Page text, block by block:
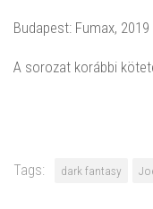
Budapest: Fumax, 2019
A sorozat korábbi
Tags: dark fantasy